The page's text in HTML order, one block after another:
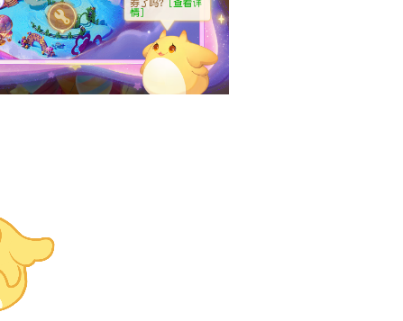
《梦幻西游》手游全新月华幻衣“群仙毕至”系